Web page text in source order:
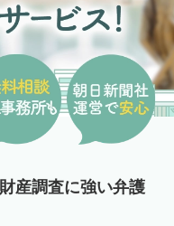
産調査に強い弁護